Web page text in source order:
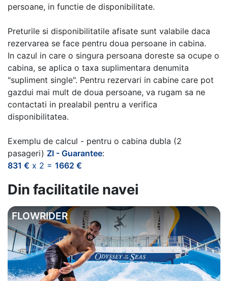
persoane, in functie de disponibilitate.
Preturile si disponibilitatile afisate sunt valabile daca
rezervarea se face pentru doua persoane in cabina.
In cazul in care o singura persoana doreste sa ocupe o
cabina, se aplica o taxa suplimentara denumita
"supliment single". Pentru rezervari in cabine care pot
gazdui mai mult de doua persoane, va rugam sa ne
contactati in prealabil pentru a verifica
disponibilitatea.
Exemplu de calcul - pentru o cabina dubla (2
pasageri) ZI - Guarantee:
831 € x 2 = 1662 €
Din facilitatile navei
FLOWRIDER